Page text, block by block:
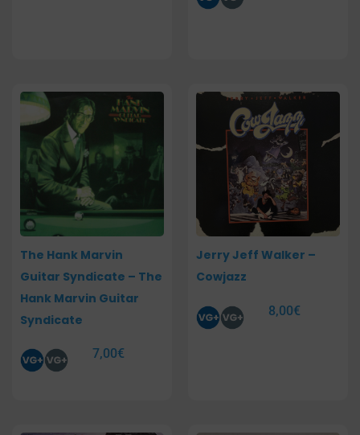
The Hank Marvin
Guitar Syndicate – The
Hank Marvin Guitar
Syndicate
7,00€
Jerry Jeff Walker –
Cowjazz
8,00€